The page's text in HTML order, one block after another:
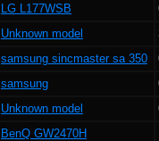
LG L177WSB
Unknown model
samsung sincmaster sa 350
samsung
Unknown model
BenQ GW2470H